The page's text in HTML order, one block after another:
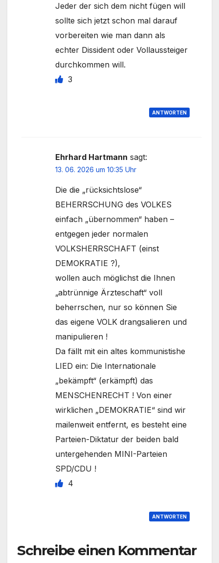
Jeder der sich dem nicht fügen will
sollte sich jetzt schon mal darauf
vorbereiten wie man dann als
echter Dissident oder Vollaussteiger
durchkommen will.
3
ANTWORTEN
Ehrhard Hartmann sagt:
13. 06. 2026 um 10:35 Uhr
Die die „rücksichtslose“
BEHERRSCHUNG des VOLKES
einfach „übernommen“ haben –
entgegen jeder normalen
VOLKSHERRSCHAFT (einst
DEMOKRATIE ?),
wollen auch möglichst die Ihnen
„abtrünnige Ärzteschaft“ voll
beherrschen, nur so können Sie
das eigene VOLK drangsalieren und
manipulieren !
Da fällt mit ein altes kommunistishe
LIED ein: Die Internationale
„bekämpft“ (erkämpft) das
MENSCHENRECHT ! Von einer
wirklichen „DEMOKRATIE“ sind wir
mailenweit entfernt, es besteht eine
Parteien-Diktatur der beiden bald
untergehenden MINI-Parteien
SPD/CDU !
4
ANTWORTEN
Schreibe einen Kommentar